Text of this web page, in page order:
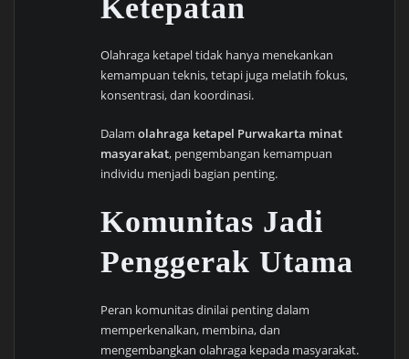
Ketepatan
Olahraga ketapel tidak hanya menekankan
kemampuan teknis, tetapi juga melatih fokus,
konsentrasi, dan koordinasi.
Dalamolahraga ketapel Purwakarta minat
masyarakat, pengembangan kemampuan
individu menjadi bagian penting.
Komunitas Jadi
Penggerak Utama
Peran komunitas dinilai penting dalam
memperkenalkan, membina, dan
mengembangkan olahraga kepada masyarakat.